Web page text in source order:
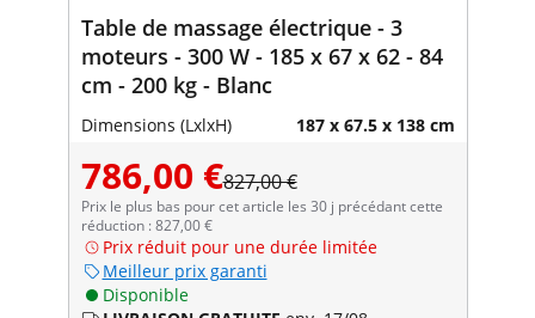
Table de massage électrique - 3
moteurs - 300 W - 185 x 67 x 62 - 84
cm - 200 kg - Blanc
Dimensions (LxlxH) 187 x 67.5 x 138 cm
786,00 €827,00 €
Prix le plus bas pour cet article les 30 j précédant cette
réduction : 827,00 €
Prix réduit pour une durée limitée
Meilleur prix garanti
Disponible